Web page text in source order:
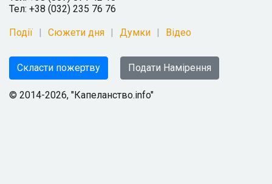
Тел: +38 (032) 235 76 76
Події Сюжети дня Думки Відео
Скласти пожертву Подати Намірення
© 2014-2026, "Капеланство.info"